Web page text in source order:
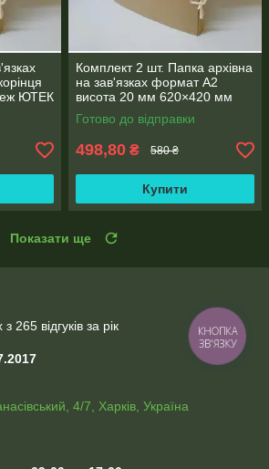
ЮТЕК
Комплект 2 шт. Папка архівна
на зав'язках формат А2
висота 20 мм 620×420 мм
ЮТЕК ПАА2-20-2
Готово до відправки
498,80 ₴ 580 ₴
Купити
Показати ще
265 відгуків за рік
4/7, Харків, Україна
КНОПКА
ЗВ'ЯЗКУ